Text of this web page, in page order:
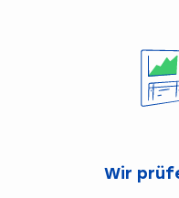
Wir